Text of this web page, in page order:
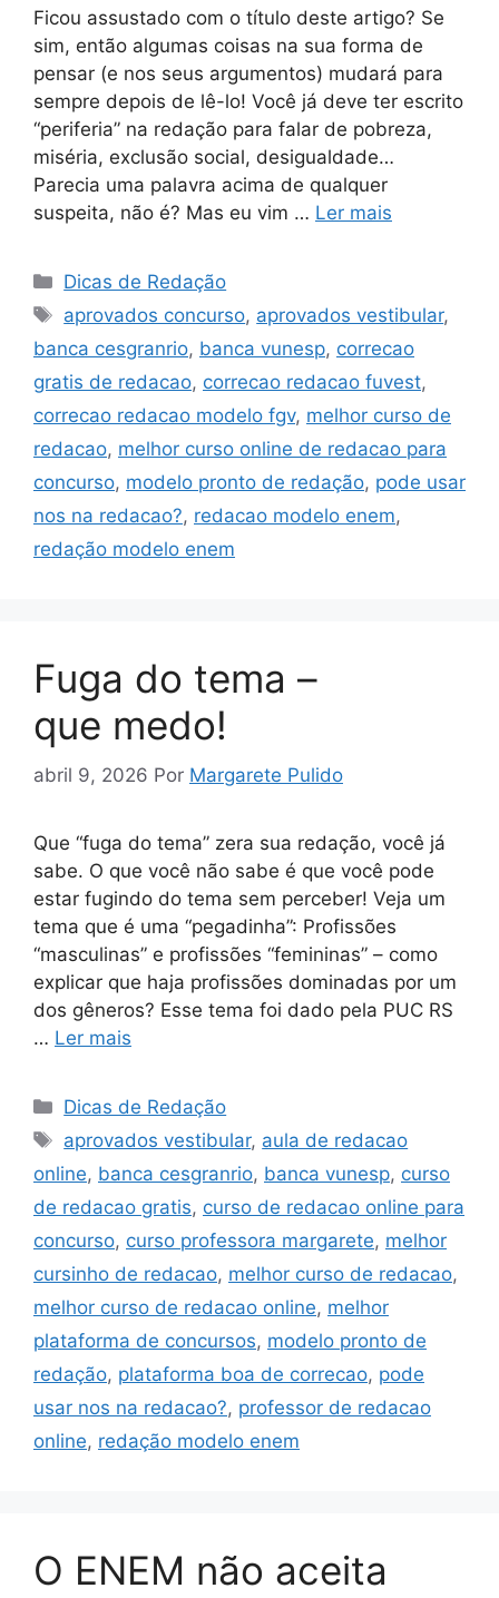
Ficou assustado com o título deste artigo? Se
sim, então algumas coisas na sua forma de
pensar (e nos seus argumentos) mudará para
sempre depois de lê-lo! Você já deve ter escrito
“periferia” na redação para falar de pobreza,
miséria, exclusão social, desigualdade…
Parecia uma palavra acima de qualquer
suspeita, não é? Mas eu vim … Ler mais
Categorias
Dicas de Redação
Tags
aprovados concurso, aprovados vestibular,
banca cesgranrio, banca vunesp, correcao
gratis de redacao, correcao redacao fuvest,
correcao redacao modelo fgv, melhor curso de
redacao, melhor curso online de redacao para
concurso, modelo pronto de redação, pode usar
nos na redacao?, redacao modelo enem,
redação modelo enem
Fuga do tema –
que medo!
abril 9, 2026 Por Margarete Pulido
Que “fuga do tema” zera sua redação, você já
sabe. O que você não sabe é que você pode
estar fugindo do tema sem perceber! Veja um
tema que é uma “pegadinha”: Profissões
“masculinas” e profissões “femininas” – como
explicar que haja profissões dominadas por um
dos gêneros? Esse tema foi dado pela PUC RS
… Ler mais
Categorias
Dicas de Redação
Tags
aprovados vestibular, aula de redacao
online, banca cesgranrio, banca vunesp, curso
de redacao gratis, curso de redacao online para
concurso, curso professora margarete, melhor
cursinho de redacao, melhor curso de redacao,
melhor curso de redacao online, melhor
plataforma de concursos, modelo pronto de
redação, plataforma boa de correcao, pode
usar nos na redacao?, professor de redacao
online, redação modelo enem
O ENEM não aceita